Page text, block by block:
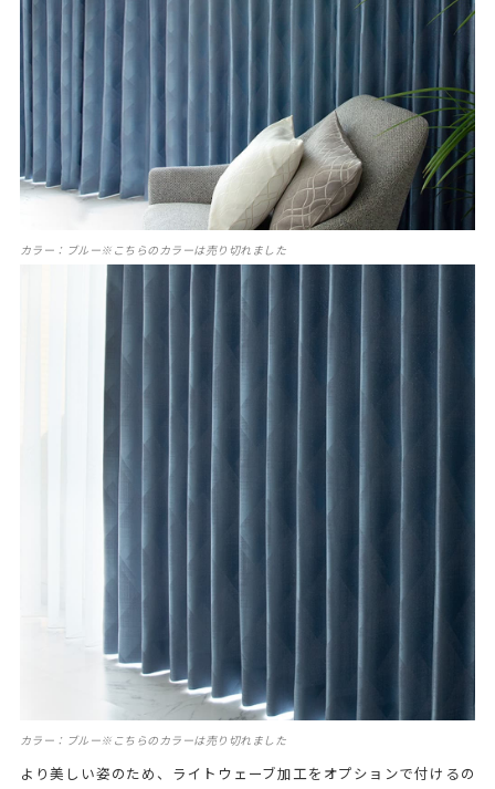
カラー：ブルー※こちらのカラーは売り切れました
カラー：ブルー※こちらのカラーは売り切れました
より美しい姿のため、ライトウェーブ加工をオプションで付けるの